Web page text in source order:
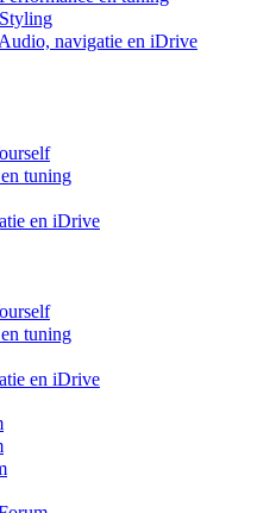
navigatie en iDrive
tuning
en iDrive
tuning
en iDrive